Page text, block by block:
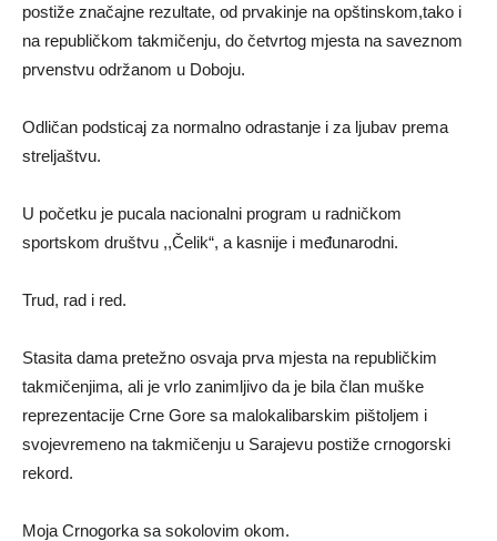
postiže značajne rezultate, od prvakinje na opštinskom,tako i
na republičkom takmičenju, do četvrtog mjesta na saveznom
prvenstvu održanom u Doboju.
Odličan podsticaj za normalno odrastanje i za ljubav prema
streljaštvu.
U početku je pucala nacionalni program u radničkom
sportskom društvu ,,Čelik“, a kasnije i međunarodni.
Trud, rad i red.
Stasita dama pretežno osvaja prva mjesta na republičkim
takmičenjima, ali je vrlo zanimljivo da je bila član muške
reprezentacije Crne Gore sa malokalibarskim pištoljem i
svojevremeno na takmičenju u Sarajevu postiže crnogorski
rekord.
Moja Crnogorka sa sokolovim okom.